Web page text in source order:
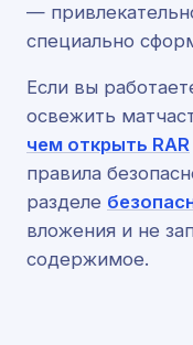
—
специально
Если вы
освежить
чем открыть RAR
правила
разделе
вложения и не
содержимое.